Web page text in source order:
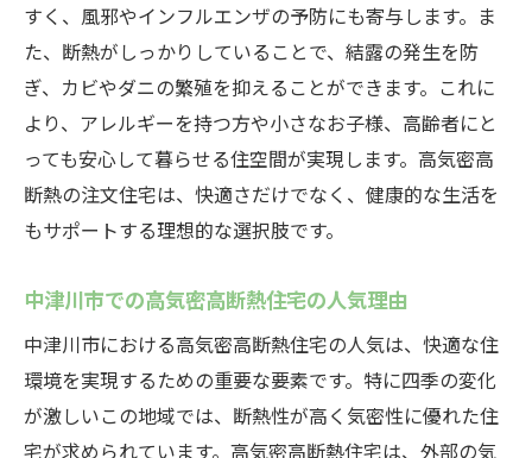
持続可能な暮らしを支える技術
中津川市での省エネ住宅の実例紹介
エネルギー効率の高い暮らしのメリット
中津川市での注文住宅高気密高断熱が選ばれる
理由
中津川市の住民に支持される住宅の特徴
地域に根ざした住まいづくりの選択肢
注文住宅が提供する快適な居住環境
高気密高断熱の魅力を実感する住まい
選ばれる理由を支える技術と信頼性
すく、風邪やインフルエンザの予防にも寄与します。ま
た、断熱がしっかりしていることで、結露の発生を防
ぎ、カビやダニの繁殖を抑えることができます。これに
より、アレルギーを持つ方や小さなお子様、高齢者にと
っても安心して暮らせる住空間が実現します。高気密高
断熱の注文住宅は、快適さだけでなく、健康的な生活を
もサポートする理想的な選択肢です。
中津川市での高気密高断熱住宅の人気理由
中津川市における高気密高断熱住宅の人気は、快適な住
環境を実現するための重要な要素です。特に四季の変化
が激しいこの地域では、断熱性が高く気密性に優れた住
宅が求められています。高気密高断熱住宅は、外部の気